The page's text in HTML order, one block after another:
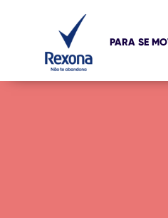
PARA SE